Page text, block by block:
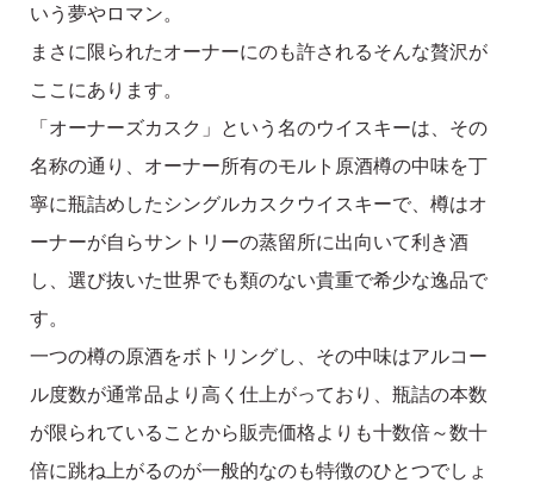
いう夢やロマン。
まさに限られたオーナーにのも許されるそんな贅沢が
ここにあります。
「オーナーズカスク」という名のウイスキーは、その
名称の通り、オーナー所有のモルト原酒樽の中味を丁
寧に瓶詰めしたシングルカスクウイスキーで、樽はオ
ーナーが自らサントリーの蒸留所に出向いて利き酒
し、選び抜いた世界でも類のない貴重で希少な逸品で
す。
一つの樽の原酒をボトリングし、その中味はアルコー
ル度数が通常品より高く仕上がっており、瓶詰の本数
が限られていることから販売価格よりも十数倍～数十
倍に跳ね上がるのが一般的なのも特徴のひとつでしょ